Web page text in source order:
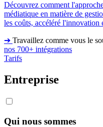
Découvrez comment
médiatique en matière de
les coûts, accéléré l'innovation
➔ Travaillez comme vous le
nos 700+ intégrations
Tarifs
Entreprise
Qui nous sommes